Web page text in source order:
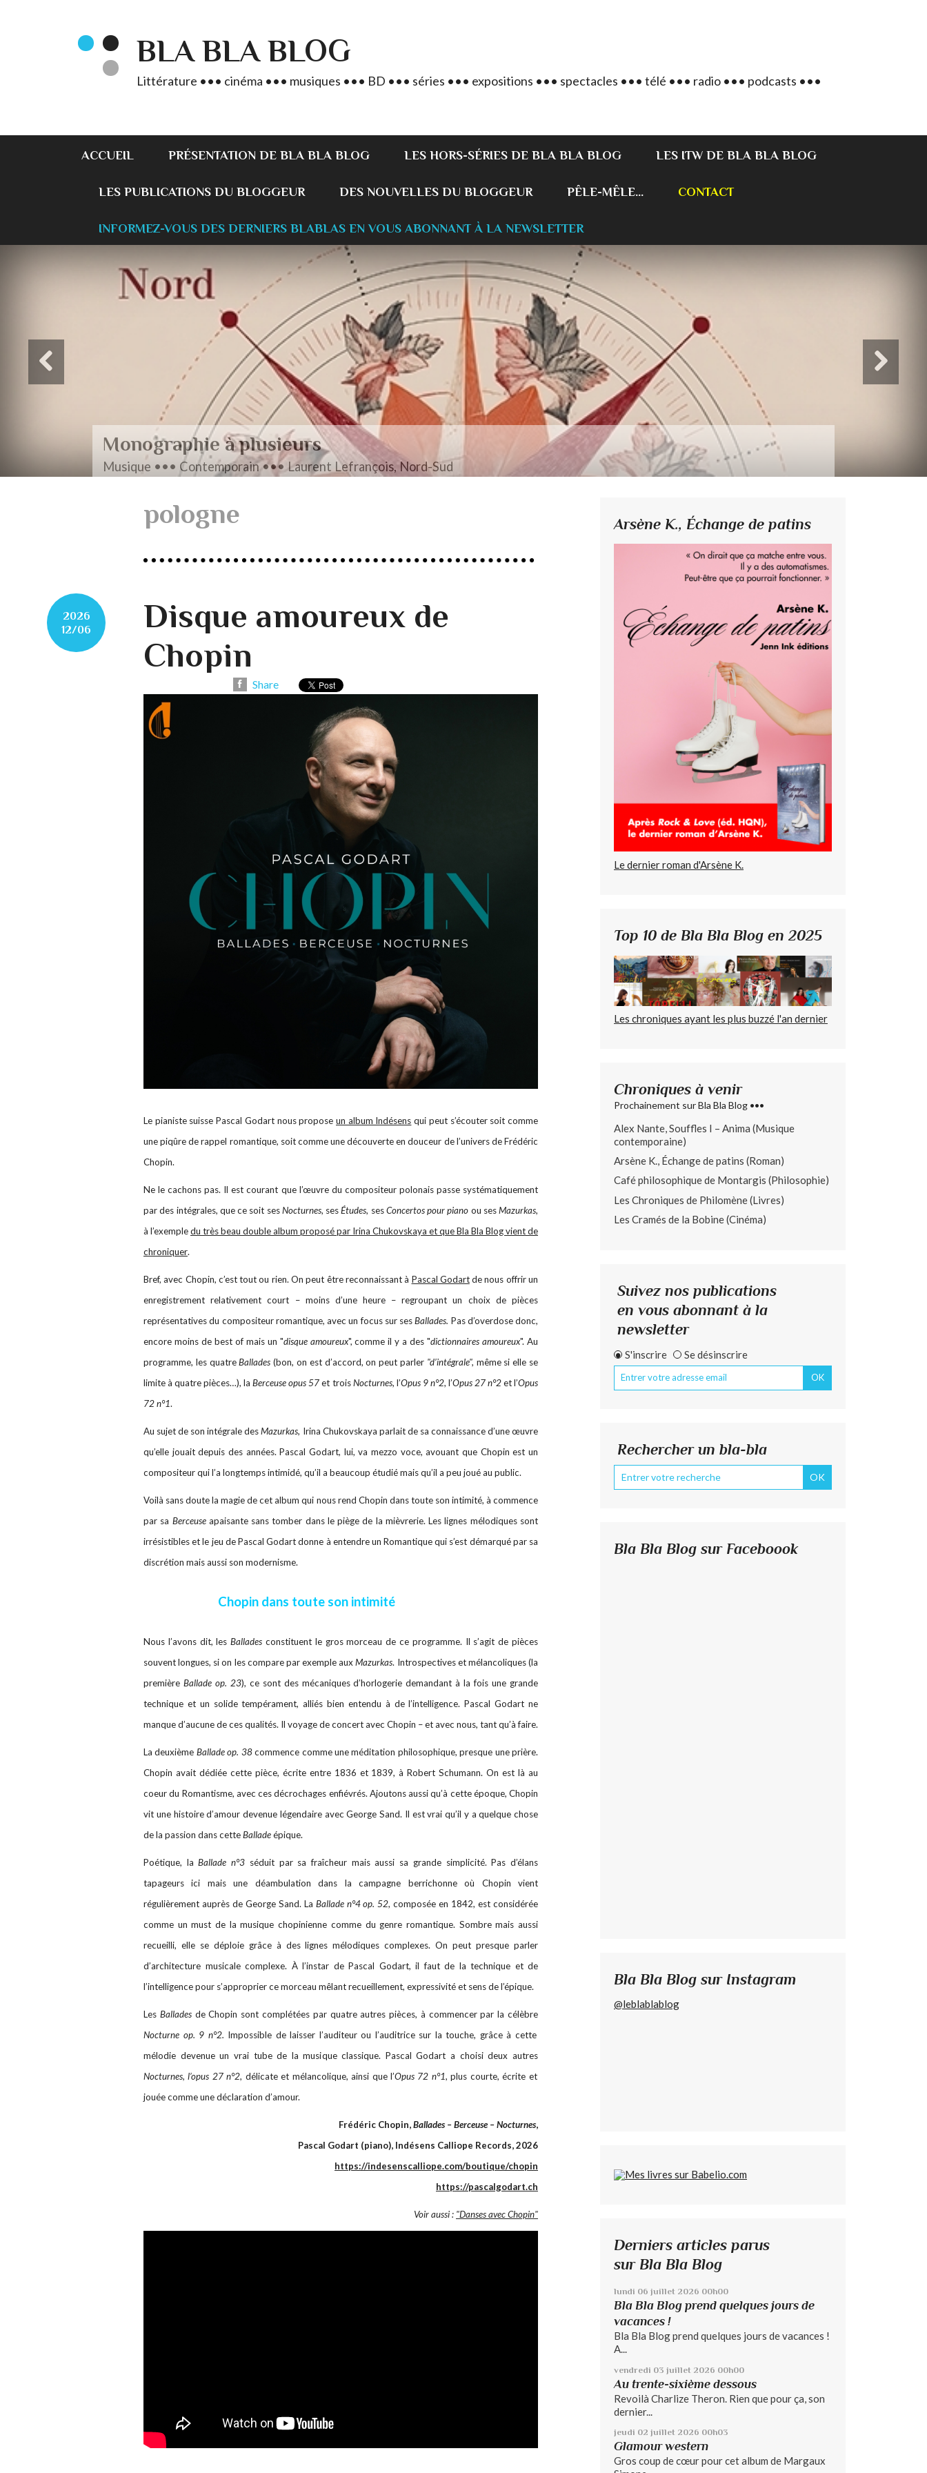
BLA BLA BLOG
Littérature ••• cinéma ••• musiques ••• BD ••• séries ••• expositions ••• spectacles ••• télé ••• radio ••• podcasts •••
ACCUEIL PRÉSENTATION DE BLA BLA BLOG LES HORS-SÉRIES DE BLA BLA BLOG LES ITW DE BLA BLA BLOG
LES PUBLICATIONS DU BLOGGEUR DES NOUVELLES DU BLOGGEUR PÊLE-MÊLE... CONTACT
INFORMEZ-VOUS DES DERNIERS BLABLAS EN VOUS ABONNANT À LA NEWSLETTER
Monographie à plusieurs
Musique ••• Contemporain ••• Laurent Lefrançois, Nord-Sud
pologne
2026
12/06
Disque amoureux de
Chopin
Share
Le pianiste suisse Pascal Godart nous propose un album Indésens qui peut s’écouter soit comme
une piqûre de rappel romantique, soit comme une découverte en douceur de l’univers de Frédéric
Chopin.
Ne le cachons pas. Il est courant que l’œuvre du compositeur polonais passe systématiquement
par des intégrales, que ce soit sesNocturnes, sesÉtudes, sesConcertos pour piano ou sesMazurkas,
à l’exempledu très beau double album proposé par Irina Chukovskaya et que Bla Bla Blog vient de
chroniquer.
Bref, avec Chopin, c’est tout ou rien. On peut être reconnaissant à Pascal Godartde nous offrir un
enregistrement relativement court – moins d’une heure – regroupant un choix de pièces
représentatives du compositeur romantique, avec un focus sur sesBallades. Pas d’overdose donc,
encore moins de best of mais un "disque amoureux", comme il y a des "dictionnaires amoureux". Au
programme, les quatreBallades (bon, on est d’accord, on peut parler "d’intégrale", même si elle se
limite à quatre pièces…), laBerceuse opus 57et troisNocturnes, l’Opus 9 n°2, l’Opus 27 n°2et l’Opus
72 n°1.
Au sujet de son intégrale desMazurkas, Irina Chukovskaya parlait de sa connaissance d’une œuvre
qu’elle jouait depuis des années. Pascal Godart, lui, va mezzo voce, avouant que Chopin est un
compositeur qui l’a longtemps intimidé, qu’il a beaucoup étudié mais qu’il a peu joué au public.
Voilà sans doute la magie de cet album qui nous rend Chopin dans toute son intimité, à commence
par sa Berceuseapaisante sans tomber dans le piège de la mièvrerie. Les lignes mélodiques sont
irrésistibles et le jeu de Pascal Godart donne à entendre un Romantique qui s’est démarqué par sa
discrétion mais aussi son modernisme.
Chopin dans toute son intimité
Nous l’avons dit, lesBallades constituent le gros morceau de ce programme. Il s’agit de pièces
souvent longues, si on les compare par exemple auxMazurkas. Introspectives et mélancoliques (la
première Ballade op. 23), ce sont des mécaniques d’horlogerie demandant à la fois une grande
technique et un solide tempérament, alliés bien entendu à de l’intelligence. Pascal Godart ne
manque d’aucune de ces qualités. Il voyage de concert avec Chopin – et avec nous, tant qu’à faire.
La deuxième Ballade op. 38commence comme une méditation philosophique, presque une prière.
Chopin avait dédiée cette pièce, écrite entre 1836 et 1839, à Robert Schumann. On est là au
coeur du Romantisme, avec ces décrochages enfiévrés. Ajoutons aussi qu’à cette époque, Chopin
vit une histoire d’amour devenue légendaire avec George Sand. Il est vrai qu’il y a quelque chose
de la passion dans cetteBalladeépique.
Poétique, laBallade n°3 séduit par sa fraîcheur mais aussi sa grande simplicité. Pas d’élans
tapageurs ici mais une déambulation dans la campagne berrichonne où Chopin vient
régulièrement auprès de George Sand. La Ballade n°4 op. 52, composée en 1842, est considérée
comme un must de la musique chopinienne comme du genre romantique. Sombre mais aussi
recueilli, elle se déploie grâce à des lignes mélodiques complexes. On peut presque parler
d’architecture musicale complexe. À l’instar de Pascal Godart, il faut de la technique et de
l’intelligence pour s’approprier ce morceau mêlant recueillement, expressivité et sens de l’épique.
Les Balladesde Chopin sont complétées par quatre autres pièces, à commencer par la célèbre
Nocturne op. 9 n°2. Impossible de laisser l’auditeur ou l’auditrice sur la touche, grâce à cette
mélodie devenue un vrai tube de la musique classique. Pascal Godart a choisi deux autres
Nocturnes, l’opus 27 n°2, délicate et mélancolique, ainsi que l’Opus 72 n°1, plus courte, écrite et
jouée comme une déclaration d’amour.
Frédéric Chopin,Ballades – Berceuse – Nocturnes,
Pascal Godart (piano), Indésens Calliope Records, 2026
https://indesenscalliope.com/boutique/chopin
https://pascalgodart.ch
Voir aussi : "Danses avec Chopin"
Arsène K., Échange de patins
Le dernier roman d'Arsène K.
Top 10 de Bla Bla Blog en 2025
Les chroniques ayant les plus buzzé l'an dernier
Chroniques à venir
Prochainement sur Bla Bla Blog •••
Alex Nante, Souffles I – Anima (Musique
contemporaine)
Arsène K., Échange de patins (Roman)
Café philosophique de Montargis (Philosophie)
Les Chroniques de Philomène (Livres)
Les Cramés de la Bobine (Cinéma)
Suivez nos publications
en vous abonnant à la
newsletter
S'inscrire Se désinscrire
Rechercher un bla-bla
Bla Bla Blog sur Faceboook
Bla Bla Blog sur Instagram
@leblablablog
Derniers articles parus
sur Bla Bla Blog
lundi 06 juillet 2026 00h00
Bla Bla Blog prend quelques jours de
vacances !
Bla Bla Blog prend quelques jours de vacances !
A...
vendredi 03 juillet 2026 00h00
Au trente-sixième dessous
Revoilà Charlize Theron. Rien que pour ça, son
dernier...
jeudi 02 juillet 2026 00h03
Glamour western
Gros coup de cœur pour cet album de Margaux